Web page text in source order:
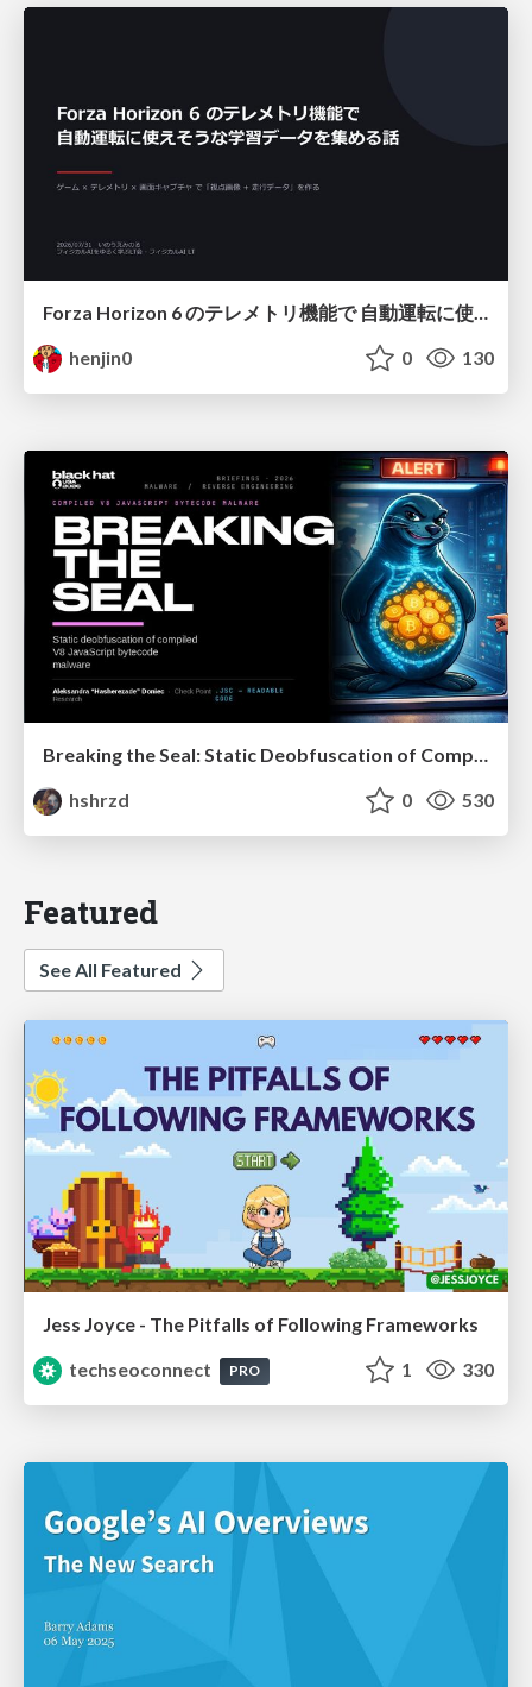
henjin0
0 130
Breaking the Seal: Static Deobfuscation of Compiled V8 JavaScript Bytecode Malware
hshrzd
0 530
Featured
See All Featured
Jess Joyce - The Pitfalls of Following Frameworks
techseoconnect
PRO 1 330